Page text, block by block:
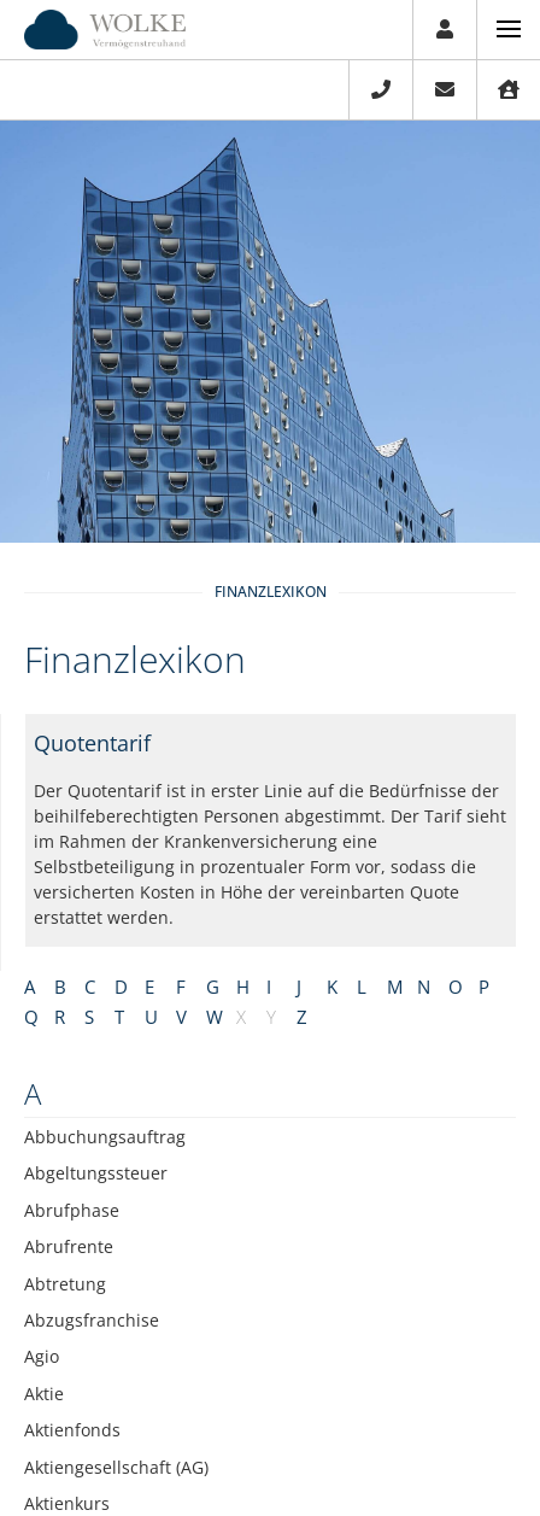
FINANZLEXIKON
Finanzlexikon
A B C D E F G H I J K L M N O
P
Q
R S T U V W X Y Z
A
Abbuchungsauftrag
Abgeltungssteuer
Abrufphase
Abrufrente
Abtretung
Abzugsfranchise
Agio
Aktie
Aktienfonds
Aktiengesellschaft (AG)
Aktienkurs
Quotentarif
Der Quotentarif ist in erster Linie auf die Bedürfnisse der
beihilfeberechtigten Personen abgestimmt. Der Tarif sieht
im Rahmen der Krankenversicherung eine
Selbstbeteiligung in prozentualer Form vor, sodass die
versicherten Kosten in Höhe der vereinbarten Quote
erstattet werden.